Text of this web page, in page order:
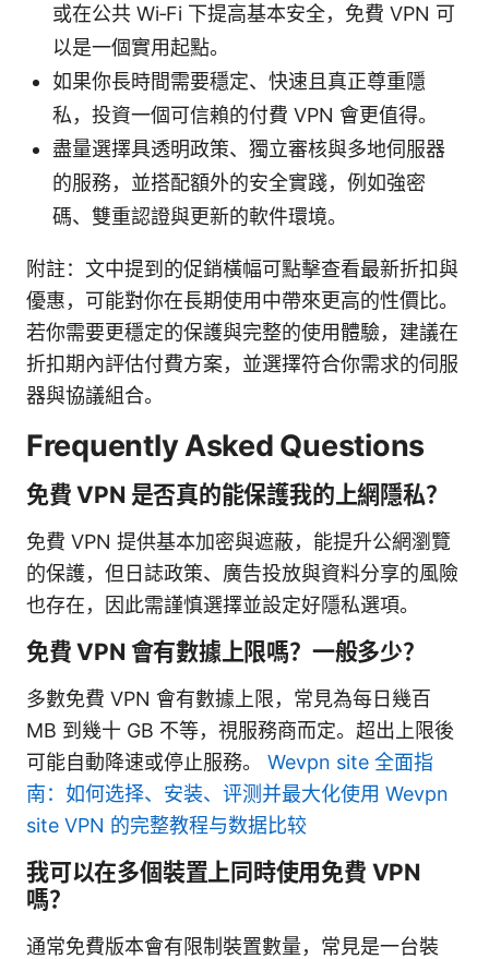
或在公共 Wi‑Fi 下提高基本安全，免費 VPN 可
以是一個實用起點。
如果你長時間需要穩定、快速且真正尊重隱
私，投資一個可信賴的付費 VPN 會更值得。
盡量選擇具透明政策、獨立審核與多地伺服器
的服務，並搭配額外的安全實踐，例如強密
碼、雙重認證與更新的軟件環境。
附註：文中提到的促銷橫幅可點擊查看最新折扣與
優惠，可能對你在長期使用中帶來更高的性價比。
若你需要更穩定的保護與完整的使用體驗，建議在
折扣期內評估付費方案，並選擇符合你需求的伺服
器與協議組合。
Frequently Asked Questions
免費 VPN 是否真的能保護我的上網隱私？
免費 VPN 提供基本加密與遮蔽，能提升公網瀏覽
的保護，但日誌政策、廣告投放與資料分享的風險
也存在，因此需謹慎選擇並設定好隱私選項。
免費 VPN 會有數據上限嗎？一般多少？
多數免費 VPN 會有數據上限，常見為每日幾百
MB 到幾十 GB 不等，視服務商而定。超出上限後
可能自動降速或停止服務。 Wevpn site 全面指
南：如何选择、安装、评测并最大化使用 Wevpn
site VPN 的完整教程与数据比较
我可以在多個裝置上同時使用免費 VPN
嗎？
通常免費版本會有限制裝置數量，常見是一台裝